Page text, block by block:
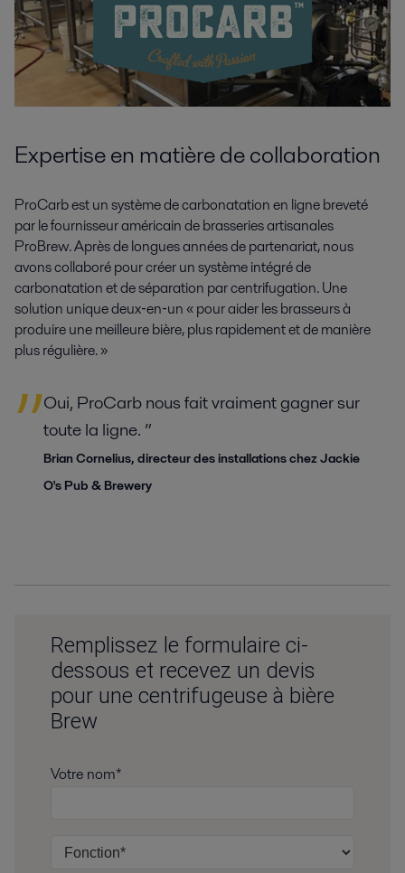
Expertise en matière de collaboration
ProCarb est un système de carbonatation en ligne breveté
par le fournisseur américain de brasseries artisanales
ProBrew. Après de longues années de partenariat, nous
avons collaboré pour créer un système intégré de
carbonatation et de séparation par centrifugation. Une
solution unique deux‑en‑un « pour aider les brasseurs à
produire une meilleure bière, plus rapidement et de manière
plus régulière. »
Oui, ProCarb nous fait vraiment gagner sur
toute la ligne. ”
Brian Cornelius, directeur des installations chez Jackie
O's Pub & Brewery
Remplissez le formulaire ci-
dessous et recevez un devis
pour une centrifugeuse à bière
Brew
Votre nom*